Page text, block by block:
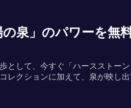
泉」のパワーを無
として、今すぐ「ハーススト
レクションに加えて、泉が映し